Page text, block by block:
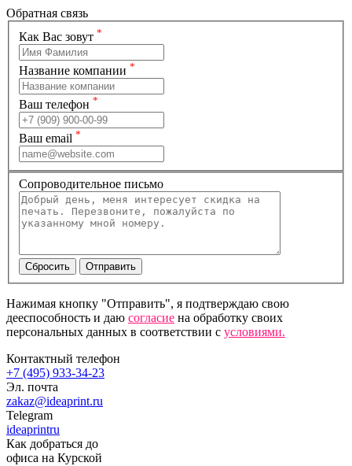
Обратная связь
Как Вас зовут *
Название компании *
Ваш телефон *
Ваш email *
Сопроводительное письмо
Нажимая кнопку "Отправить", я подтверждаю свою
дееспособность и даю согласие на обработку своих
персональных данных в соответствии с условиями.
Контактный телефон
+7 (495) 933-34-23
Эл. почта
zakaz@ideaprint.ru
Telegram
ideaprintru
Как добраться до
офиса на Курской